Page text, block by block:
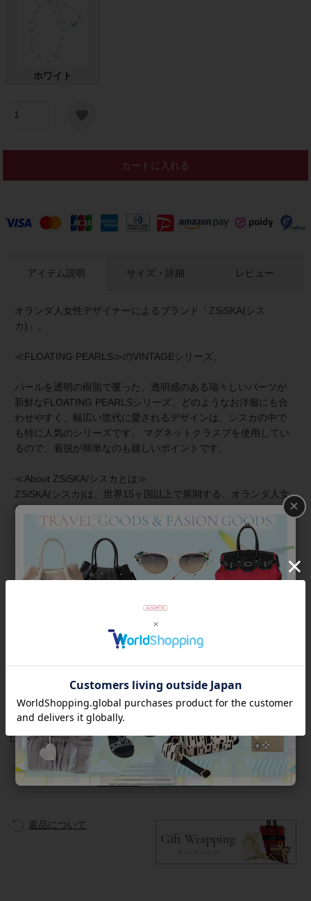
ホワイト
カートに入れる
アイテム説明
オランダ人女性デザイナーによるブランド「ZSiSKA(シス
カ)」。
≪FLOATING PEARLS≫のVINTAGEシリーズ。
パールを透明の樹脂で覆った、透明感のある瑞々しいパーツが
新鮮なFLOATING PEARLSシリーズ。どのようなお洋服にも合
わせやすく、幅広い世代に愛されるデザインは、シスカの中で
も特に人気のシリーズです。 マグネットクラスプを使用してい
るので、着脱が簡単なのも嬉しいポイントです。
≪About ZSiSKA/シスカとは≫
ZSiSKA(シスカ)は、世界15ヶ国以上で展開する、オランダ人女
性デザイナーによるポリエステルレジンを使用したアクセサリ
ーブランド。ひとつひとつのパーツの作成から、着色、磨きに
至るまで、そのほとんどをタイの自社工場でハンドメイドで行
っているこだわりのジュエリーブランドです。ガラスのような
質感を再現しつつも、軽くてつけやすいことで人気を博してい
◆シスカについて・コレクション一覧は ＞こちら
★雑誌掲載アイテム★
素敵なあの人10月号
サイズ・詳細 レビュー
商品番号 1231136
返品について
×